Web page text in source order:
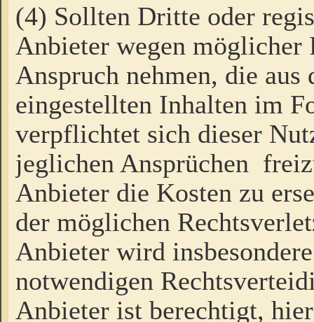
(4) Sollten Dritte oder
Anbieter wegen möglicher
Anspruch nehmen, die
eingestellten Inhalten im
verpflichtet sich dieser
jeglichen Ansprüchen
Anbieter die Kosten zu
der möglichen
Anbieter wird
notwendigen
Anbieter ist berechtigt,